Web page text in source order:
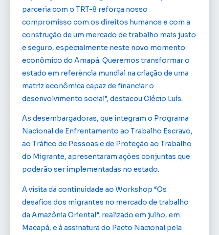
parceria com o TRT-8 reforça nosso
compromisso com os direitos humanos e com a
construção de um mercado de trabalho mais justo
e seguro, especialmente neste novo momento
econômico do Amapá. Queremos transformar o
estado em referência mundial na criação de uma
matriz econômica capaz de financiar o
desenvolvimento social”, destacou Clécio Luís.
As desembargadoras, que integram o Programa
Nacional de Enfrentamento ao Trabalho Escravo,
ao Tráfico de Pessoas e de Proteção ao Trabalho
do Migrante, apresentaram ações conjuntas que
poderão ser implementadas no estado.
A visita dá continuidade ao Workshop “Os
desafios dos migrantes no mercado de trabalho
da Amazônia Oriental”, realizado em julho, em
Macapá, e à assinatura do Pacto Nacional pela